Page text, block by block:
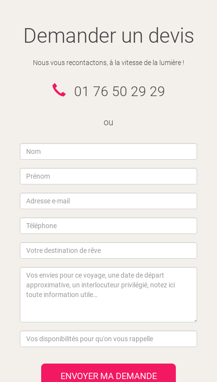
Demander un devis
Nous vous recontactons, à la vitesse de la lumière !
01 76 50 29 29
ou
ENVOYER MA DEMANDE